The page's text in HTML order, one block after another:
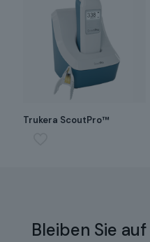
Trukera ScoutPro™
Bleiben Sie